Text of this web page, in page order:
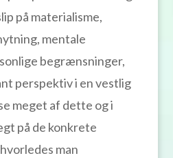
på materialisme,
mentale
begrænsninger,
perspektiv i en vestlig
meget af dette og i
på de konkrete
man